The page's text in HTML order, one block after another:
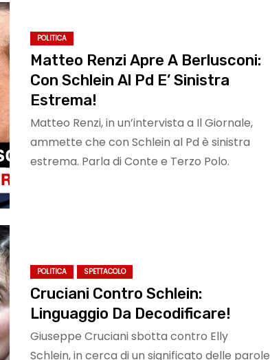
POLITICA
Matteo Renzi Apre A Berlusconi:
Con Schlein Al Pd E’ Sinistra
Estrema!
Matteo Renzi, in un’intervista a Il Giornale,
ammette che con Schlein al Pd è sinistra
estrema. Parla di Conte e Terzo Polo.
POLITICA SPETTACOLO
Cruciani Contro Schlein:
Linguaggio Da Decodificare!
Giuseppe Cruciani sbotta contro Elly
Schlein, in cerca di un significato delle parole